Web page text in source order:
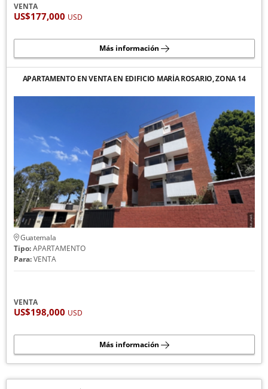
VENTA
US$177,000 USD
Más información
APARTAMENTO EN VENTA EN EDIFICIO MARÍA ROSARIO, ZONA 14
Guatemala
Tipo:APARTAMENTO
Para:VENTA
VENTA
US$198,000 USD
Más información